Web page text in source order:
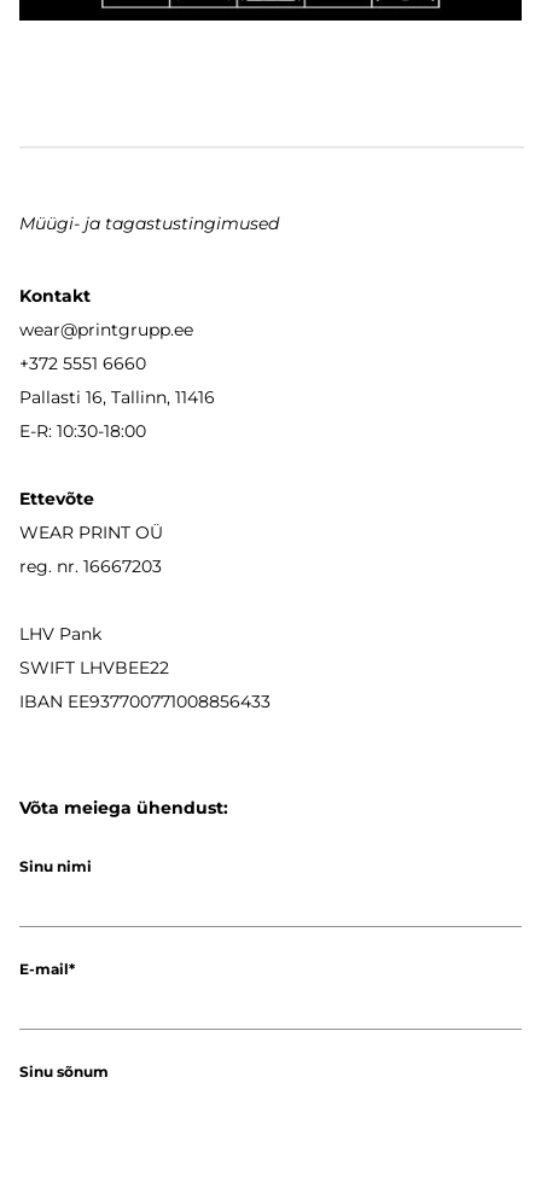
Müügi- ja tagastustingimused
Kontakt
wear@printgrupp.ee
+372 5551 6660
Pallasti 16, Tallinn, 11416
E-R: 10:30-18:00
Ettevõte
WEAR PRINT OÜ
reg. nr. 16667203
LHV Pank
SWIFT LHVBEE22
IBAN EE937700771008856433
Võta meiega ühendust:
Sinu nimi
E-mail
Sinu sõnum